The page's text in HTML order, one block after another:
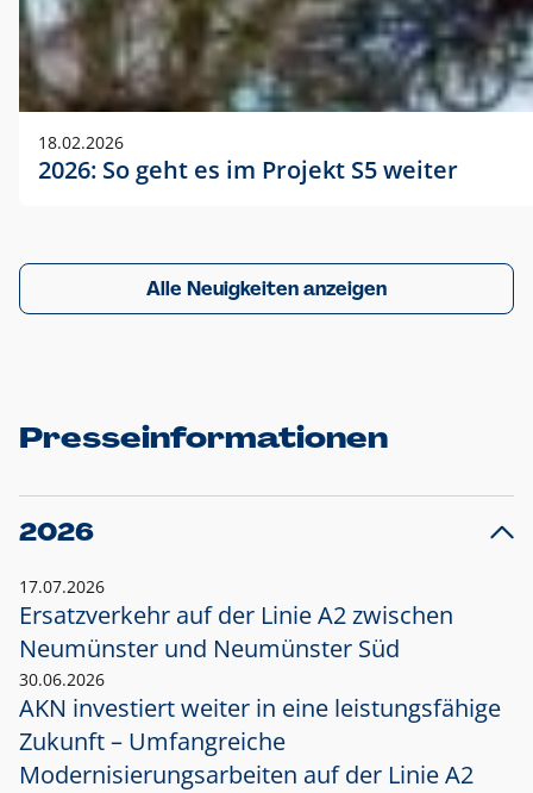
18.02.2026
2026: So geht es im Projekt S5 weiter
Alle Neuigkeiten anzeigen
Presseinformationen
2026
17.07.2026
Ersatzverkehr auf der Linie A2 zwischen
Neumünster und Neumünster Süd
30.06.2026
AKN investiert weiter in eine leistungsfähige
Zukunft – Umfangreiche
Modernisierungsarbeiten auf der Linie A2